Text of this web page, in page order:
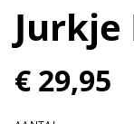
Jurkje
€ 29,95